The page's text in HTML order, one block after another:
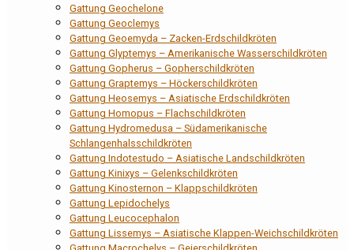
Gattung Geochelone
Gattung Geoclemys
Gattung Geoemyda – Zacken-Erdschildkröten
Gattung Glyptemys – Amerikanische Wasserschildkröten
Gattung Gopherus – Gopherschildkröten
Gattung Graptemys – Höckerschildkröten
Gattung Heosemys – Asiatische Erdschildkröten
Gattung Homopus – Flachschildkröten
Gattung Hydromedusa – Südamerikanische
Schlangenhalsschildkröten
Gattung Indotestudo – Asiatische Landschildkröten
Gattung Kinixys – Gelenkschildkröten
Gattung Kinosternon – Klappschildkröten
Gattung Lepidochelys
Gattung Leucocephalon
Gattung Lissemys – Asiatische Klappen-Weichschildkröten